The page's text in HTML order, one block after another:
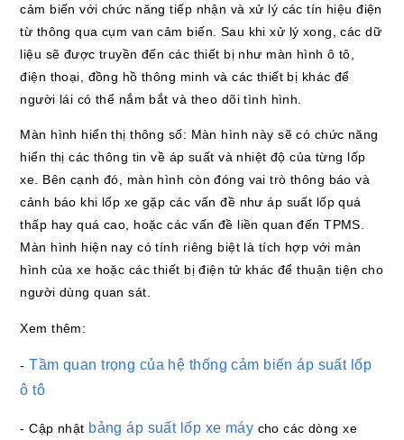
cảm biến với chức năng tiếp nhận và xử lý các tín hiệu điện
từ thông qua cụm van cảm biến. Sau khi xử lý xong, các dữ
liệu sẽ được truyền đến các thiết bị như màn hình ô tô,
điện thoại, đồng hồ thông minh và các thiết bị khác để
người lái có thể nắm bắt và theo dõi tình hình.
Màn hình hiển thị thông số: Màn hình này sẽ có chức năng
hiển thị các thông tin về áp suất và nhiệt độ của từng lốp
xe. Bên cạnh đó, màn hình còn đóng vai trò thông báo và
cảnh báo khi lốp xe gặp các vấn đề như áp suất lốp quá
thấp hay quá cao, hoặc các vấn đề liền quan đến TPMS.
Màn hình hiện nay có tính riêng biệt là tích hợp với màn
hình của xe hoặc các thiết bị điện tử khác để thuận tiện cho
người dùng quan sát.
Xem thêm:
-Tầm quan trọng của hệ thống cảm biến áp suất lốp
ô tô
- Cập nhật bảng áp suất lốp xe máy cho các dòng xe